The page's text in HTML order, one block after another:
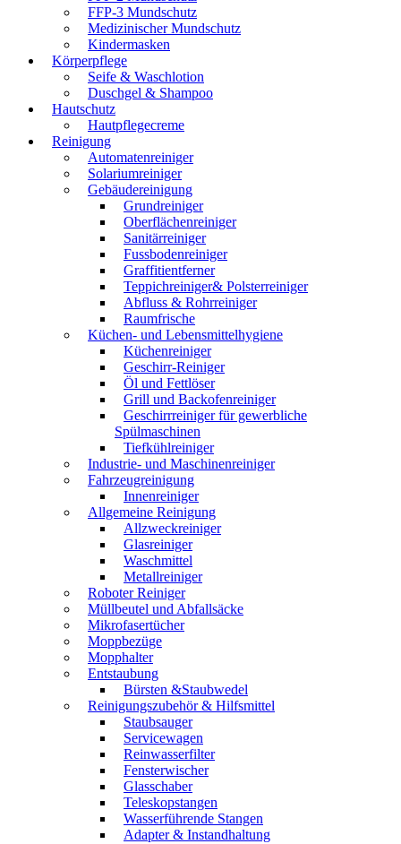
FFP-3 Mundschutz
Medizinischer Mundschutz
Kindermasken
Körperpflege
Seife & Waschlotion
Duschgel & Shampoo
Hautschutz
Hautpflegecreme
Reinigung
Automatenreiniger
Solariumreiniger
Gebäudereinigung
Grundreiniger
Oberflächenreiniger
Sanitärreiniger
Fussbodenreiniger
Graffitientferner
Teppichreiniger& Polsterreiniger
Abfluss & Rohrreiniger
Raumfrische
Küchen- und Lebensmittelhygiene
Küchenreiniger
Geschirr-Reiniger
Öl und Fettlöser
Grill und Backofenreiniger
Geschirrreiniger für gewerbliche
Spülmaschinen
Tiefkühlreiniger
Industrie- und Maschinenreiniger
Fahrzeugreinigung
Innenreiniger
Allgemeine Reinigung
Allzweckreiniger
Glasreiniger
Waschmittel
Metallreiniger
Roboter Reiniger
Müllbeutel und Abfallsäcke
Mikrofasertücher
Moppbezüge
Mopphalter
Entstaubung
Bürsten &Staubwedel
Reinigungszubehör & Hilfsmittel
Staubsauger
Servicewagen
Reinwasserfilter
Fensterwischer
Glasschaber
Teleskopstangen
Wasserführende Stangen
Adapter & Instandhaltung